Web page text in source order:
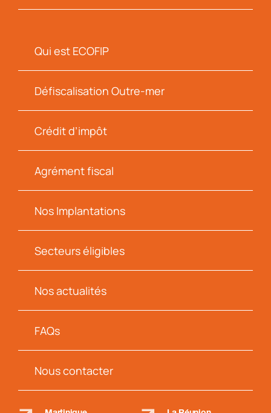
Qui est ECOFIP
Défiscalisation Outre-mer
Crédit d’impôt
Agrément fiscal
Nos Implantations
Secteurs éligibles
Nos actualités
FAQs
Nous contacter